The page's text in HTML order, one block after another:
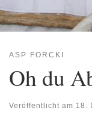
ASP FORCKI
Oh du
Veröffentlicht am 18.